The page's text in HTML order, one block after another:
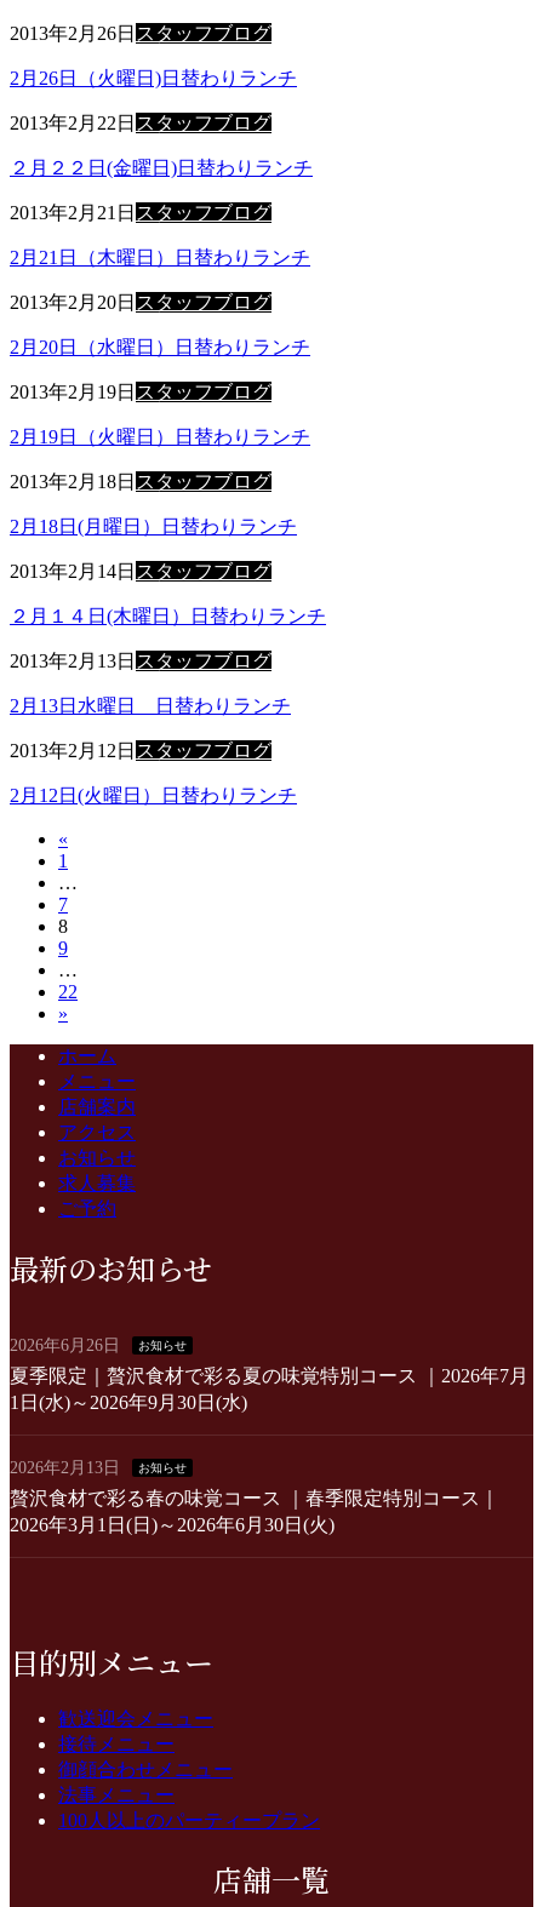
2013年2月26日 スタッフブログ
2月26日（火曜日)日替わりランチ
2013年2月22日 スタッフブログ
２月２２日(金曜日)日替わりランチ
2013年2月21日 スタッフブログ
2月21日（木曜日）日替わりランチ
2013年2月20日 スタッフブログ
2月20日（水曜日）日替わりランチ
2013年2月19日 スタッフブログ
2月19日（火曜日）日替わりランチ
2013年2月18日 スタッフブログ
2月18日(月曜日）日替わりランチ
2013年2月14日 スタッフブログ
２月１４日(木曜日）日替わりランチ
2013年2月13日 スタッフブログ
2月13日水曜日 日替わりランチ
2013年2月12日 スタッフブログ
2月12日(火曜日）日替わりランチ
«
固
定
ペ
ー
ジ
1
…
固
定
ペ
ー
ジ
7
固
定
ペ
ー
ジ
8
固
定
ペ
ー
ジ
9
…
固
定
ペ
ー
ジ
22
»
ホーム
メニュー
店舗案内
アクセス
お知らせ
求人募集
ご予約
最新のお知らせ
2026年6月26日 お知らせ
夏季限定｜贅沢食材で彩る夏の味覚特別コース ｜2026年7月
1日(水)～2026年9月30日(水)
2026年2月13日 お知らせ
贅沢食材で彩る春の味覚コース ｜春季限定特別コース｜
2026年3月1日(日)～2026年6月30日(火)
目的別メニュー
歓送迎会メニュー
接待メニュー
御顔合わせメニュー
法事メニュー
100人以上のパーティープラン
店舗一覧